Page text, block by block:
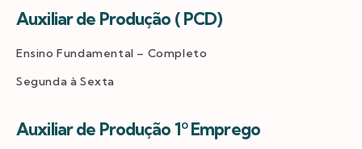
Auxiliar de Produção ( PCD)
Ensino Fundamental – Completo
Segunda à Sexta
Auxiliar de Produção 1º Emprego